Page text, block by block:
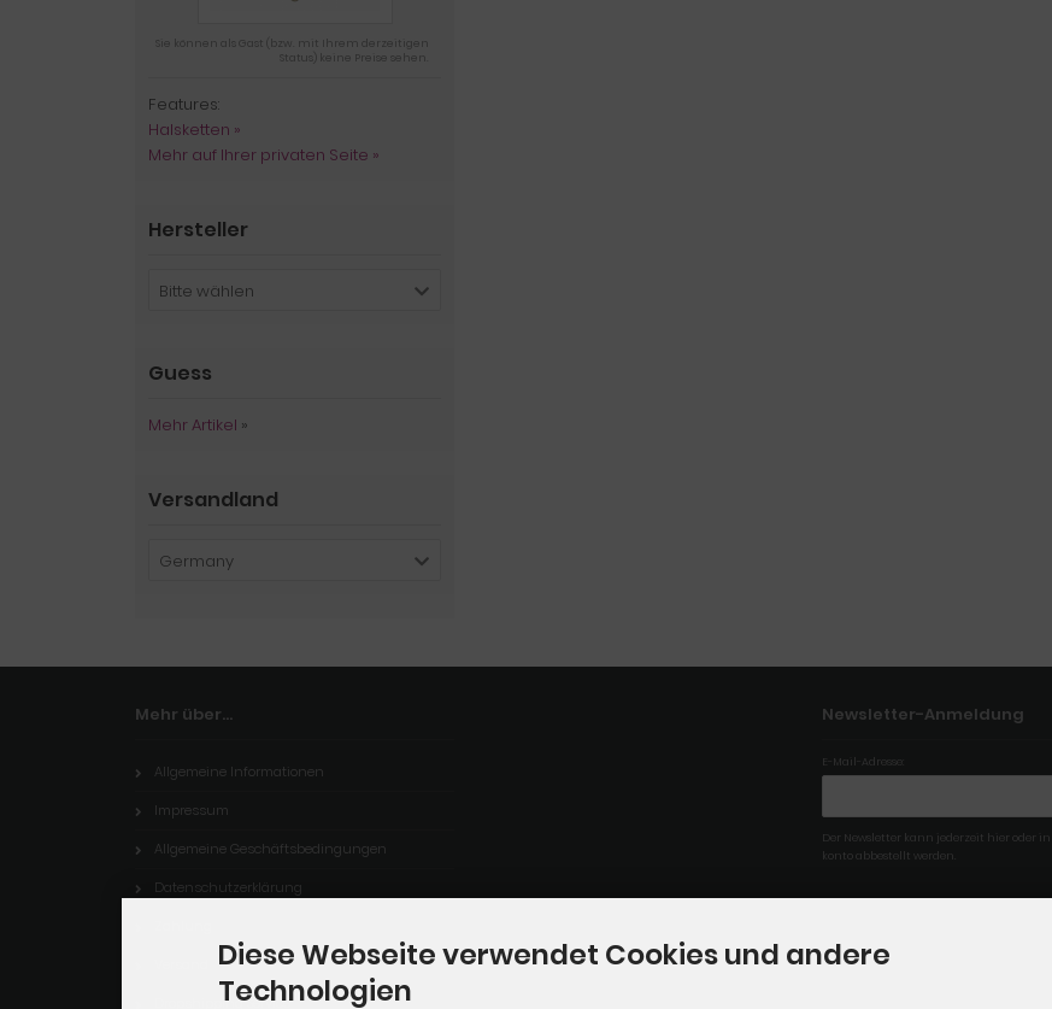
Sie können als Gast (bzw. mit Ihrem derzeitigen
Status) keine Preise sehen.
Features:
Halsketten »
Mehr auf Ihrer privaten Seite »
Hersteller
Bitte wählen
Guess
Mehr Artikel »
Versandland
Germany
Mehr über...
Allgemeine Informationen
Impressum
Allgemeine Geschäftsbedingungen
Datenschutzerklärung
Dropshipping Service
Newsletter-Anmeldung
E-Mail-Adresse:
Der Newsletter kann jederzeit hier oder
konto abbestellt werden.
Diese Webseite verwendet Cookies und andere
Technologien